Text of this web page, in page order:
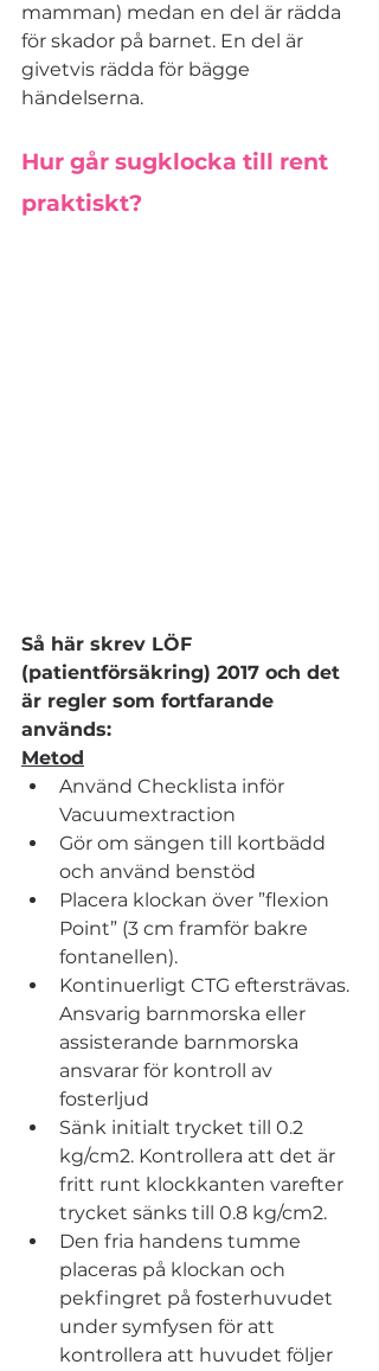
mamman) medan en del är rädda
för skador på barnet. En del är
givetvis rädda för bägge
händelserna.
Hur går sugklocka till rent
praktiskt?
Så här skrev LÖF
(patientförsäkring) 2017 och det
är regler som fortfarande
används:
Metod
Använd Checklista inför
Vacuumextraction
Gör om sängen till kortbädd
och använd benstöd
Placera klockan över ”flexion
Point” (3 cm framför bakre
fontanellen).
Kontinuerligt CTG eftersträvas.
Ansvarig barnmorska eller
assisterande barnmorska
ansvarar för kontroll av
fosterljud
Sänk initialt trycket till 0.2
kg/cm2. Kontrollera att det är
fritt runt klockkanten varefter
trycket sänks till 0.8 kg/cm2.
Den fria handens tumme
placeras på klockan och
pekfingret på fosterhuvudet
under symfysen för att
kontrollera att huvudet följer